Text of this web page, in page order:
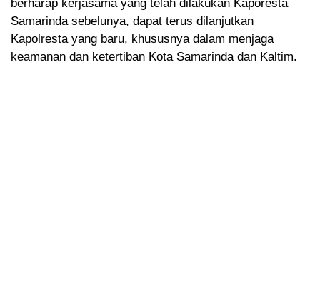
berharap kerjasama yang telah dilakukan Kaporesta
Samarinda sebelunya, dapat terus dilanjutkan
Kapolresta yang baru, khususnya dalam menjaga
keamanan dan ketertiban Kota Samarinda dan Kaltim.